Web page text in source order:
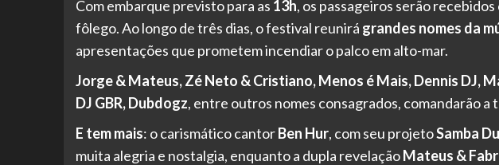
Com embarque previsto para as 13h, os passageiros serão
fôlego. Ao longo de três dias, o festival reunirá grandes nomes da
apresentações que prometem incendiar o palco em alto-mar.
Jorge & Mateus, Zé Neto & Cristiano, Menos é Mais, Dennis DJ,
DJ GBR, Dubdogz, entre outros nomes consagrados, comandarão a
E tem mais: o carismático cantorBen Hur, com seu projetoSamba
muita alegria e nostalgia, enquanto a dupla revelaçãoMateus &